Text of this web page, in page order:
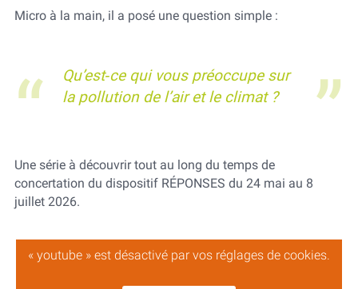
Micro à la main, il a posé une question simple :
Qu’est‑ce qui vous préoccupe sur
la pollution de l’air et le climat ?
Une série à découvrir tout au long du temps de
concertation du dispositif RÉPONSES du 24 mai au 8
juillet 2026.
« youtube » est désactivé par vos réglages de cookies.